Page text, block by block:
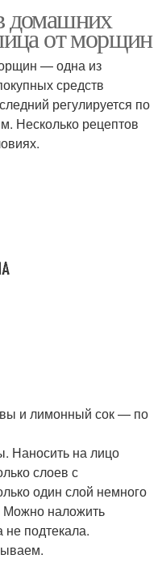
домашних
от морщин
— одна из
средств
регулируется по
Несколько рецептов
и лимонный сок — по
Наносить на лицо
слоев с
один слой немного
Можно наложить
подтекала.